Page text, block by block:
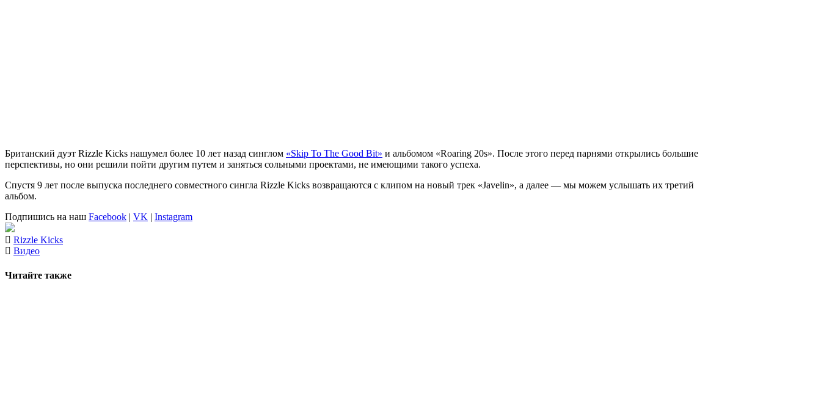
Британский дуэт Rizzle Kicks нашумел более 10 лет назад синглом «Skip To The Good Bit» и альбомом «Roaring 20s». После этого перед парнями открылись большие
перспективы, но они решили пойти другим путем и заняться сольными проектами, не имеющими такого успеха.
Спустя 9 лет после выпуска последнего совместного сингла Rizzle Kicks возвращаются с клипом на новый трек «Javelin», а далее — мы можем услышать их третий
альбом.
Подпишись на наш Facebook | VK | Instagram
Rizzle Kicks
Видео
Читайте также